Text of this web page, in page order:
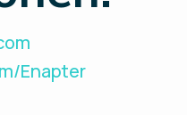
Enapter